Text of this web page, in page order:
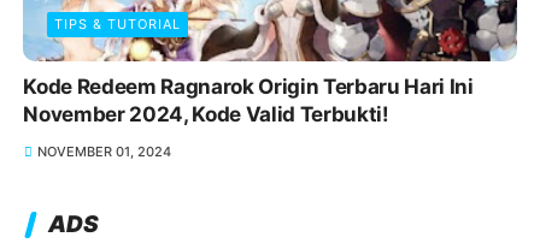
TIPS & TUTORIAL
Kode Redeem Ragnarok Origin Terbaru Hari Ini
November 2024, Kode Valid Terbukti!
NOVEMBER 01, 2024
ADS